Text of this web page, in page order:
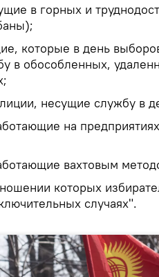
в горных и
которые в день
в обособленных,
несущие службу в
на
вахтовым
которых
случаях".